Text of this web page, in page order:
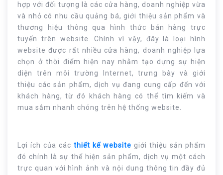
hợp với đối tượng là các cửa hàng, doanh nghiệp vừa
và nhỏ có nhu cầu quảng bá, giới thiệu sản phẩm và
thương hiệu thông qua hình thức bán hàng trực
tuyến trên website. Chính vì vậy, đây là loại hình
website được rất nhiều cửa hàng, doanh nghiệp lựa
chọn ở thời điểm hiện nay nhằm tạo dựng sự hiện
diện trên môi trường Internet, trưng bày và giới
thiệu các sản phẩm, dịch vụ đang cung cấp đến với
khách hàng, từ đó khách hàng có thể tìm kiếm và
mua sắm nhanh chóng trên hệ thống website.
Lợi ích của các thiết kế website giới thiệu sản phẩm
đó chính là sự thể hiện sản phẩm, dịch vụ một cách
trực quan với hình ảnh và nội dung thông tin đầy đủ